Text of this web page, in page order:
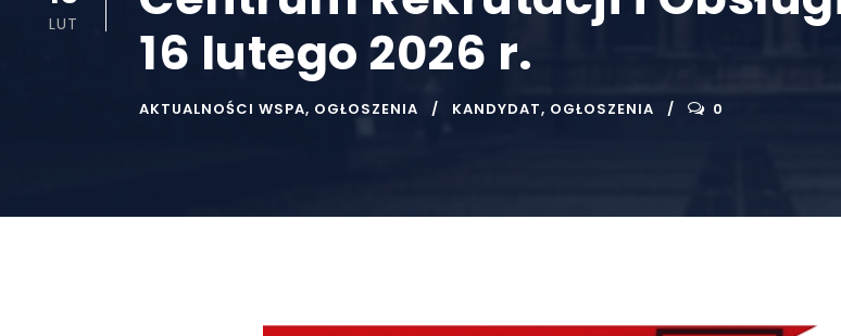
LUT
16 lutego 2026 r.
AKTUALNOŚCI WSPA, OGŁOSZENIA KANDYDAT, OGŁOSZENIA 0